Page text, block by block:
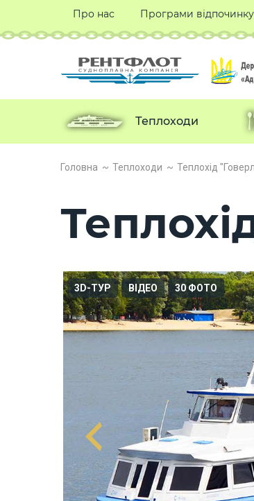
Головна Теплоходи Теплохід
3D-ТУР ВІДЕО 30 ФОТО
Про нас Програми відпочинку
Теплоходи